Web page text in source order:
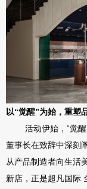
以“觉醒”为始，重塑
活动伊始， “觉
董事长在致辞中深刻
从产品制造者向生活
新店，正是超凡国际